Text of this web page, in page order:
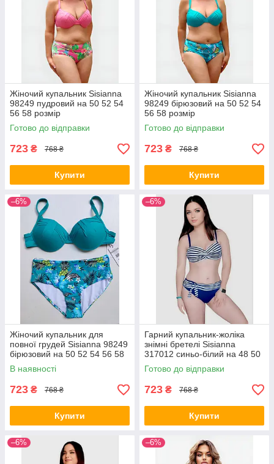
Жіночий купальник Sisianna
98249 пудровий на 50 52 54
56 58 розмір
Готово до відправки
723 ₴ 768 ₴
Купити
Жіночий купальник Sisianna
98249 бірюзовий на 50 52 54
56 58 розмір
Готово до відправки
723 ₴ 768 ₴
Купити
–6%
Жіночий купальник для
повної грудей Sisianna 98249
бірюзовий на 50 52 54 56 58
розмір
В наявності
723 ₴ 768 ₴
Купити
–6%
Гарний купальник-жоліка
знімні бретелі Sisianna
317012 синьо-білий на 48 50
52 54 56 розмір
Готово до відправки
723 ₴ 768 ₴
Купити
–6% –6%